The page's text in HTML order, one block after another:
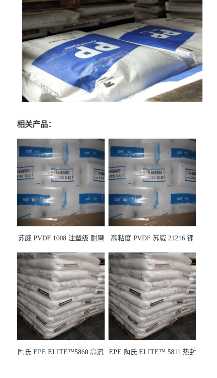
相关产品：
苏威 PVDF 1008 注塑级 耐磨
龙
高粘度 PVDF 苏威 21216 锂
陶氏 EPE ELITE™5860 高流
EPE 陶氏 ELITE™ 5811 热封